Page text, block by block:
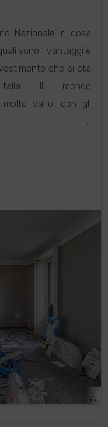
Nazionale In cosa
sono i vantaggi e
che si sta
Il mondo
molto vario, con gli